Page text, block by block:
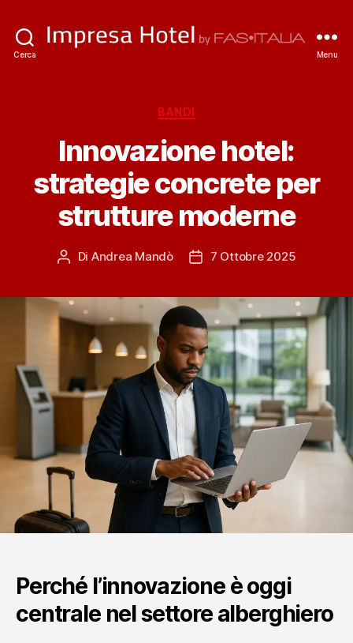
Cerca Menu
Categorie
BANDI
Innovazione hotel:
strategie concrete per
strutture moderne
Autore
Di Andrea Mandò
Data7 Ottobre 2025
Perché l’innovazione è oggi
centrale nel settore alberghiero